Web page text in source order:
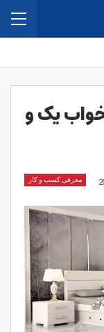
یک و
معرفی کسب و کار